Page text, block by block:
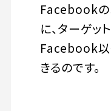
Facebookの
に、ターゲッ
Facebook以
きるのです。